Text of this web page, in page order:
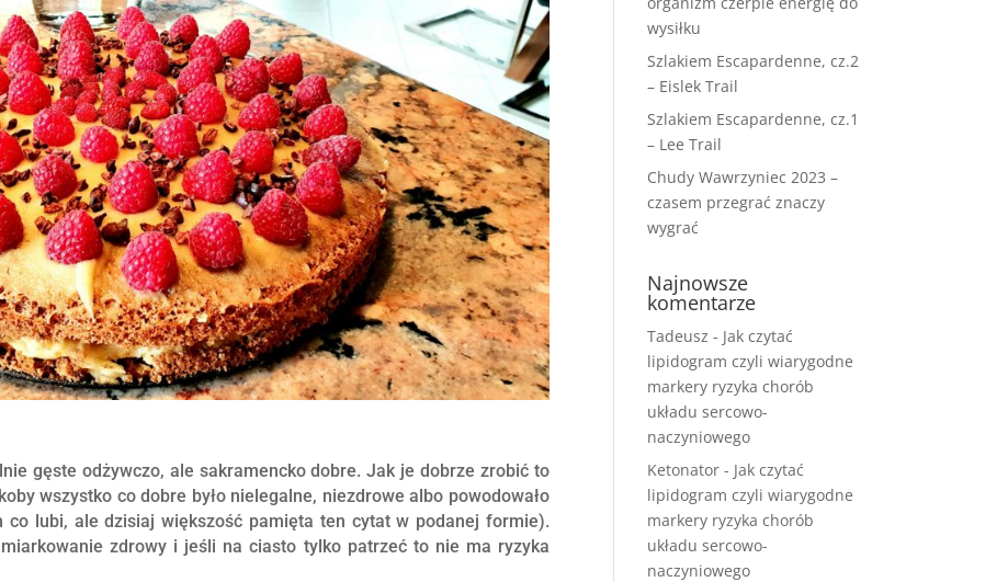
gęste odżywczo, ale sakramencko dobre. Jak je dobrze zrobić to
wszystko co dobre było nielegalne, niezdrowe albo powodowało
co lubi, ale dzisiaj większość pamięta ten cytat w podanej formie).
zdrowy i jeśli na ciasto tylko patrzeć to nie ma ryzyka
wysiłku
Szlakiem Escapardenne, cz.2
– Eislek Trail
Szlakiem Escapardenne, cz.1
– Lee Trail
Chudy Wawrzyniec 2023 –
czasem przegrać znaczy
wygrać
Najnowsze
komentarze
Tadeusz - Jak czytać
lipidogram czyli wiarygodne
markery ryzyka chorób
układu sercowo-
naczyniowego
Ketonator - Jak czytać
lipidogram czyli wiarygodne
markery ryzyka chorób
układu sercowo-
naczyniowego